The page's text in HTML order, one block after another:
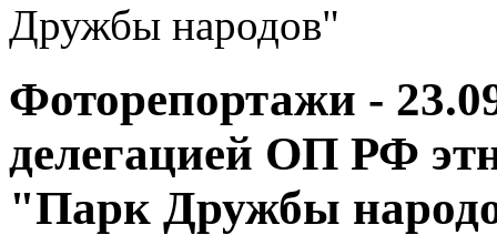
Дружбы народов"
Фоторепортажи -
делегацией ОП РФ
"Парк Дружбы